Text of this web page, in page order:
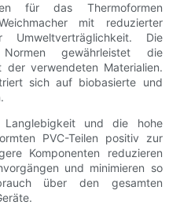
für das Thermoformen
mit reduzierter
Die
Normen gewährleistet die
der verwendeten Materialien.
sich auf biobasierte und
und die hohe
PVC-Teilen positiv zur
Komponenten reduzieren
und minimieren so
über den gesamten